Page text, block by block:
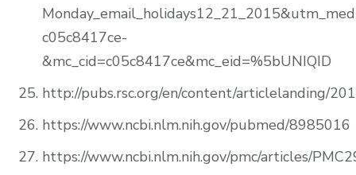
c05c8417ce-
&mc_cid=c05c8417ce&mc_eid=%5bUNIQID
http://pubs.rsc.org/en/content/articlelanding/
https://www.ncbi.nlm.nih.gov/pubmed/8985016
https://www.ncbi.nlm.nih.gov/pmc/articles/